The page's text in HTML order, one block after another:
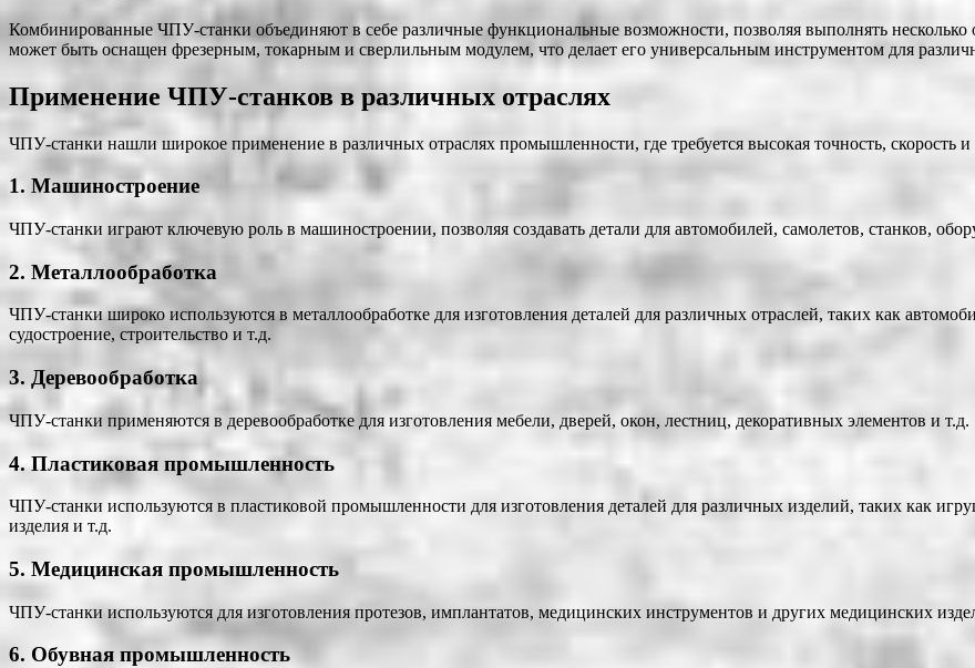
Комбинированные ЧПУ-станки объединяют в себе различные функциональные возможности, позволяя выполнять
может быть оснащен фрезерным, токарным и сверлильным модулем, что делает его универсальным инструментом для
Применение ЧПУ-станков в различных отраслях
ЧПУ-станки нашли широкое применение в различных отраслях промышленности, где требуется высокая точность, скорость и
1. Машиностроение
ЧПУ-станки играют ключевую роль в машиностроении, позволяя создавать детали для автомобилей, самолетов, станков,
2. Металлообработка
ЧПУ-станки широко используются в металлообработке для изготовления деталей для различных отраслей, таких как
судостроение, строительство и т.д.
3. Деревообработка
ЧПУ-станки применяются в деревообработке для изготовления мебели, дверей, окон, лестниц, декоративных элементов и т.д.
4. Пластиковая промышленность
ЧПУ-станки используются в пластиковой промышленности для изготовления деталей для различных изделий, таких как
изделия и т.д.
5. Медицинская промышленность
ЧПУ-станки используются для изготовления протезов, имплантатов, медицинских инструментов и других медицинских
6. Обувная промышленность